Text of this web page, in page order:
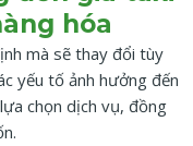
hóa
mà sẽ thay đổi tùy
yếu tố ảnh hưởng đến
chọn dịch vụ, đồng